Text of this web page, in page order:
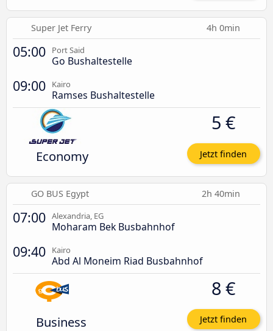
Super Jet Ferry 4h 0min
05:00 Port Said
Go Bushaltestelle
09:00 Kairo
Ramses Bushaltestelle
Economy
5 €
Jetzt finden
GO BUS Egypt 2h 40min
07:00 Alexandria, EG
Moharam Bek Busbahnhof
09:40 Kairo
Abd Al Moneim Riad Busbahnhof
Business
8 €
Jetzt finden